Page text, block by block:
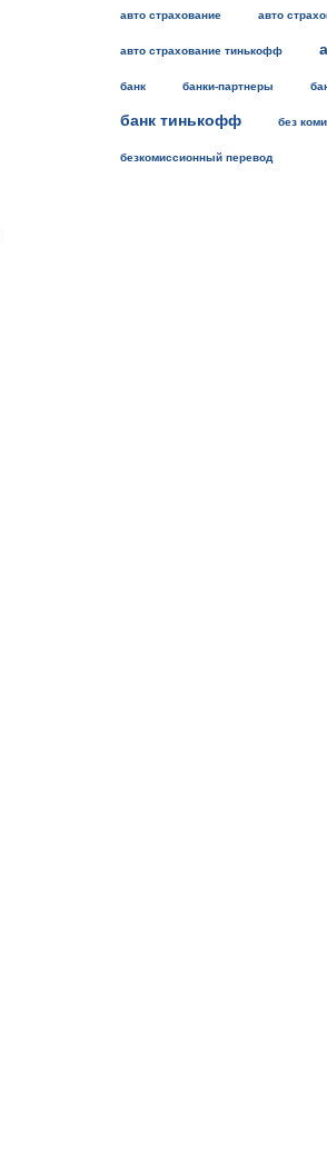
авто страхование авто
авто страхование тинькофф
банк банки-партнеры
банк тинькофф без
безкомиссионный перевод